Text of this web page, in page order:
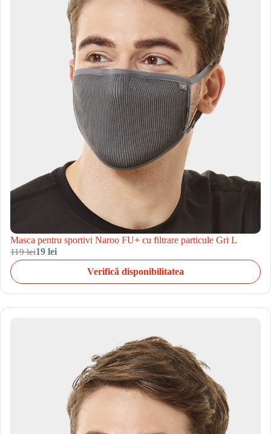
Masca pentru sportivi Naroo FU+ cu filtrare particule Gri L
119 lei19 lei
Verifică disponibilitatea